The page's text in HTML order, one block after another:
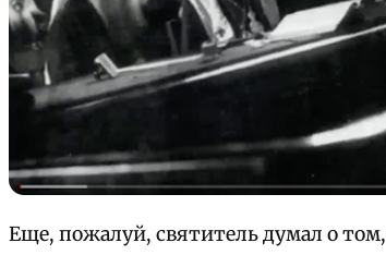
Еще, пожалуй, святитель думал о